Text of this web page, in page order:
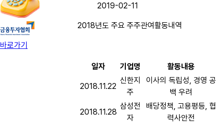
바로가기
2019-02-11
2018년도 주요 주주관여활동내역
일자 기업명 활동내용
2018.11.22
신한지
주
이사의 독립성, 경영 공
백 우려
2018.11.28
삼성전
자
배당정책, 고용평등, 협
력사안전